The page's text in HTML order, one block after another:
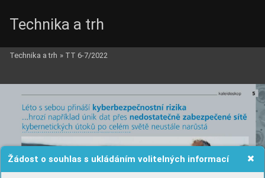
Žádost o souhlas s ukládáním volitelných informací
Technika a trh
Technika a trh » TT 6-7/2022